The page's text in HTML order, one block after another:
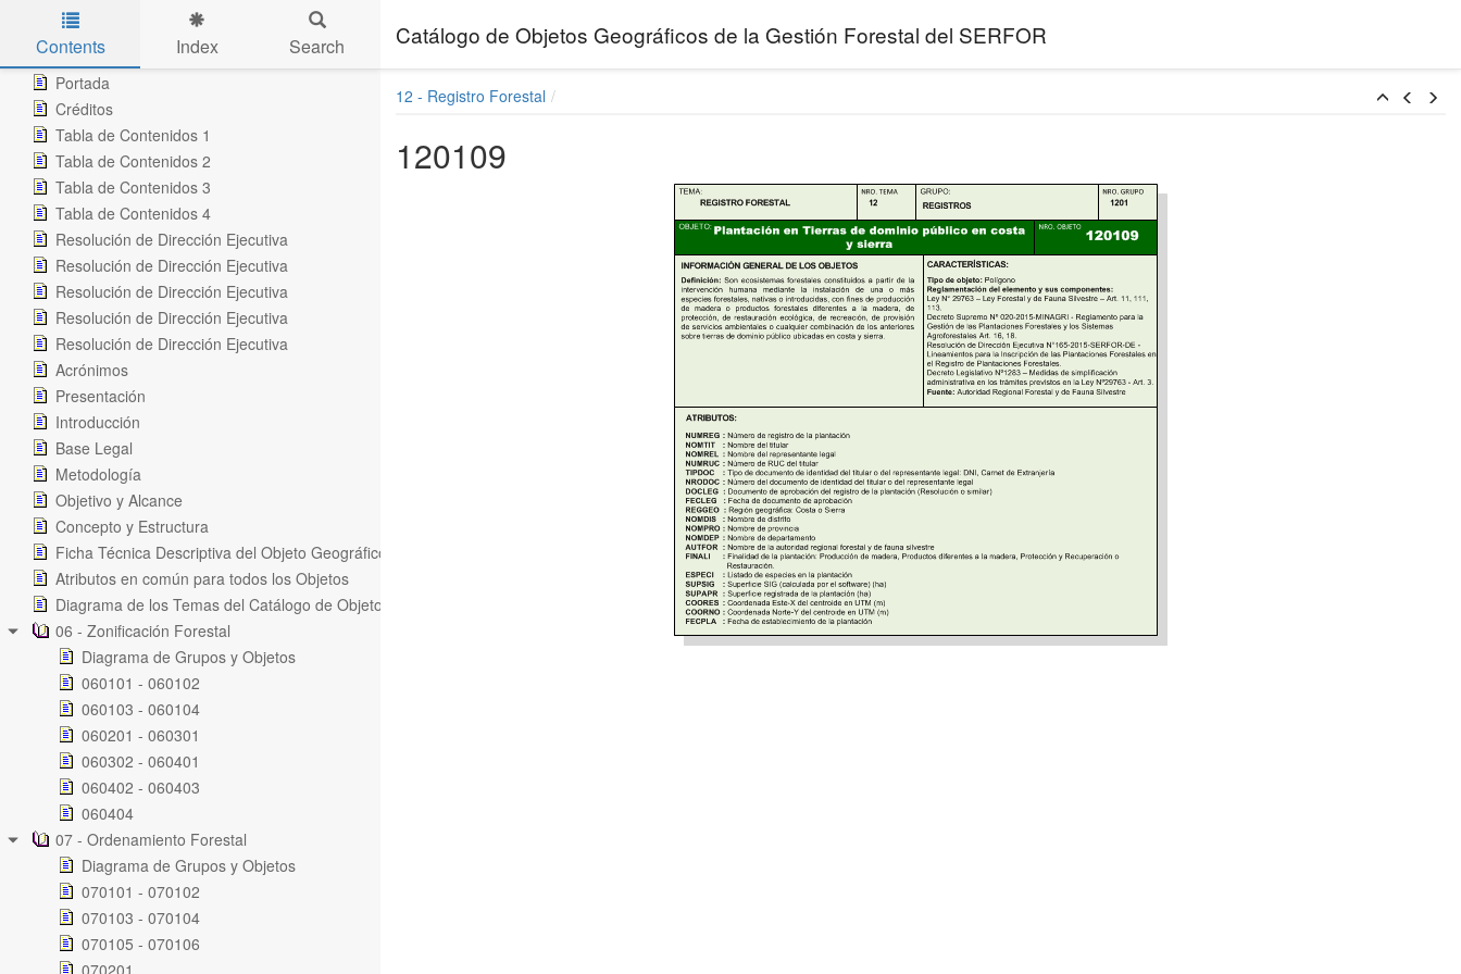
Skip to main content
Catálogo de Objetos Geográficos de la Gestión Forestal del SERFOR
Contents Index Search
Portada
Créditos
Tabla de Contenidos 1
Tabla de Contenidos 2
Tabla de Contenidos 3
Tabla de Contenidos 4
Resolución de Dirección Ejecutiva
Resolución de Dirección Ejecutiva
Resolución de Dirección Ejecutiva
Resolución de Dirección Ejecutiva
Resolución de Dirección Ejecutiva
Acrónimos
Presentación
Introducción
Base Legal
Metodología
Objetivo y Alcance
Concepto y Estructura
Ficha Técnica Descriptiva del Objeto Geográfico
Atributos en común para todos los Objetos
Diagrama de los Temas del Catálogo de Objetos de la Gestión Forestal
06 - Zonificación Forestal
Diagrama de Grupos y Objetos
060101 - 060102
060103 - 060104
060201 - 060301
060302 - 060401
060402 - 060403
060404
07 - Ordenamiento Forestal
Diagrama de Grupos y Objetos
070101 - 070102
070103 - 070104
070105 - 070106
070201
12 - Registro Forestal
120109